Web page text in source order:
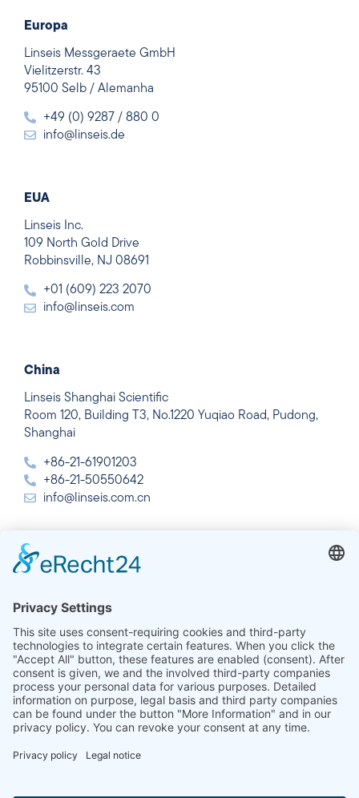
Europa
Linseis Messgeraete GmbH
Vielitzerstr. 43
95100 Selb / Alemanha
+49 (0) 9287 / 880 0
info@linseis.de
EUA
Linseis Inc.
109 North Gold Drive
Robbinsville, NJ 08691
+01 (609) 223 2070
info@linseis.com
China
Linseis Shanghai Scientific
Room 120, Building T3, No.1220 Yuqiao Road, Pudong,
Shanghai
+86-21-61901203
+86-21-50550642
info@linseis.com.cn
Índia
Plot 65, 2nd Floor, Sai Enclave,
+91-11-42883851
sales@linseis.in